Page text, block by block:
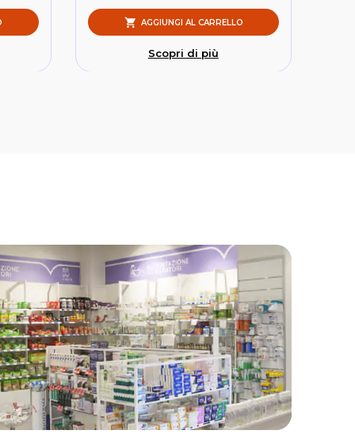
AGGIUNGI AL CARRELLO
Scopri di più